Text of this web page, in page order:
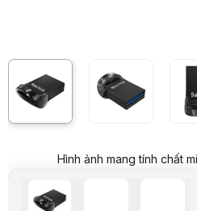
SDCZ430-032G-
Màu sắc
Đen
Chất liệu
Nhựa
Dung lượng
Tốc độ ghi
15 MB/s
Chuẩn kết nối
Bảo hành
Mô tả sản phẩm
Hình ảnh mang tính chất